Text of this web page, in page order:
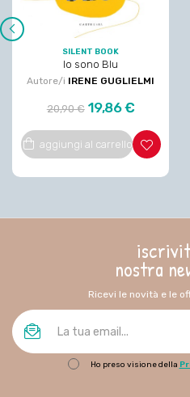
SILENT BOOK
Io sono Blu
Autore/i IRENE GUGLIELMI
Prezzo
regolare
20,90 € Prezzo
19,86 €
aggiungi al carrello
nostra
Ricevi le novità e le
Ho preso visione della